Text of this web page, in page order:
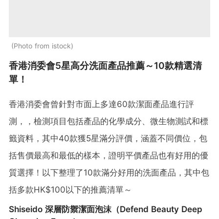
Photo from istock
香港消委會5星高分洗面產品推薦～10款精選清
單！
香港消委會曾針對市面上多達60款潔面產品進行評
測，，檢測項目包括產品的化學成分、微生物測試和標
籤資料，其中40款獲5星滿分評價，涵蓋不同價位，包
括售價最高和最低的樣本，證明平價產品也有好用的優
質選擇！以下整理了10款滿分好用的洗面產品，其中包
括多款HK$100以下的推薦清單～
Shiseido 深層防禦潔面泡沫（Defend Beauty Deep